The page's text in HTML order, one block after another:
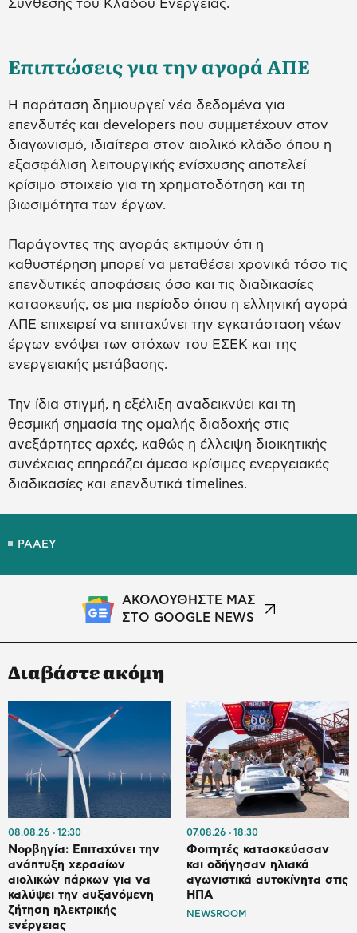
Σύνθεσης του Κλάδου Ενέργειας.
Επιπτώσεις για την αγορά ΑΠΕ
Η παράταση δημιουργεί νέα δεδομένα για
επενδυτές και developers που συμμετέχουν στον
διαγωνισμό, ιδιαίτερα στον αιολικό κλάδο όπου η
εξασφάλιση λειτουργικής ενίσχυσης αποτελεί
κρίσιμο στοιχείο για τη χρηματοδότηση και τη
βιωσιμότητα των έργων.
Παράγοντες της αγοράς εκτιμούν ότι η
καθυστέρηση μπορεί να μεταθέσει χρονικά τόσο τις
επενδυτικές αποφάσεις όσο και τις διαδικασίες
κατασκευής, σε μια περίοδο όπου η ελληνική αγορά
ΑΠΕ επιχειρεί να επιταχύνει την εγκατάσταση νέων
έργων ενόψει των στόχων του ΕΣΕΚ και της
ενεργειακής μετάβασης.
Την ίδια στιγμή, η εξέλιξη αναδεικνύει και τη
θεσμική σημασία της ομαλής διαδοχής στις
ανεξάρτητες αρχές, καθώς η έλλειψη διοικητικής
συνέχειας επηρεάζει άμεσα κρίσιμες ενεργειακές
διαδικασίες και επενδυτικά timelines.
ΡΑΑΕΥ
ΑΚΟΛΟΥΘΗΣΤΕ ΜΑΣ
ΣΤΟ GOOGLE NEWS
Διαβάστε ακόμη
08.08.26 12:30
Νορβηγία: Επιταχύνει την
ανάπτυξη χερσαίων
αιολικών πάρκων για να
καλύψει την αυξανόμενη
ζήτηση ηλεκτρικής
ενέργειας
07.08.26 18:30
Φοιτητές κατασκεύασαν
και οδήγησαν ηλιακά
αγωνιστικά αυτοκίνητα στις
ΗΠΑ
NEWSROOM